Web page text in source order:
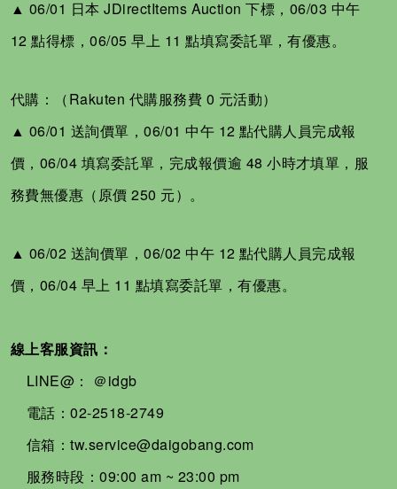
▲ 06/01 日本 JDirectItems Auction 下標，06/03 中午
12 點得標，06/05 早上 11 點填寫委託單，有優惠。
代購：（Rakuten 代購服務費 0 元活動）
▲ 06/01 送詢價單，06/01 中午 12 點代購人員完成報
價，06/04 填寫委託單，完成報價逾 48 小時才填單，服
務費無優惠（原價 250 元）。
▲ 06/02 送詢價單，06/02 中午 12 點代購人員完成報
價，06/04 早上 11 點填寫委託單，有優惠。
線上客服資訊：
LINE@： ＠idgb
電話：02-2518-2749
信箱：tw.service@daigobang.com
服務時段：09:00 am ~ 23:00 pm